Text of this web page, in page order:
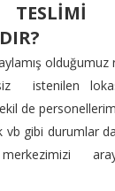
olduğumuz
istenilen
de
vb gibi durumlar